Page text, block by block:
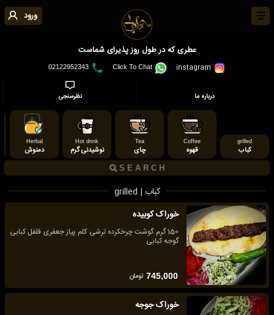
ورود
عطری که در طول روز پذیرای شماست
Click To Chat
02122952343
درباره ما نظرسنجی
grilled
کباب
Coffee
قهوه
Tea
چای
Hot drink
نوشیدنی گرم
Herbal
دمنوش
کباب | grilled
خوراک کوبیده
150 گرم گوشت چرخکرده ترشی کلم پیاز جعفری فلفل کبابی
گوجه کبابی
745,000 تومان
خوراک جوجه